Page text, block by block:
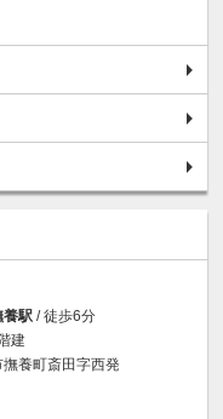
養駅 / 徒歩6分
建
養町斎田字西発